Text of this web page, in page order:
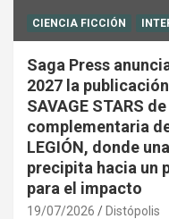
CIENCIA FICCIÓN
Saga Press
2027 la
SAVAGE STARS
complementaria
LEGIÓN, donde
precipita hacia un
para el impacto
19/07/2026 Distópolis